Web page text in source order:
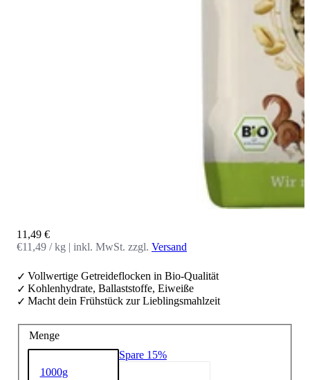
Angebot
11,49 €
€11,49 / kg | inkl. MwSt. zzgl. Versand
Vollwertige Getreideflocken in Bio-Qualität
Kohlenhydrate, Ballaststoffe, Eiweiße
Macht dein Frühstück zur Lieblingsmahlzeit
Menge
1000g
Spare 15%